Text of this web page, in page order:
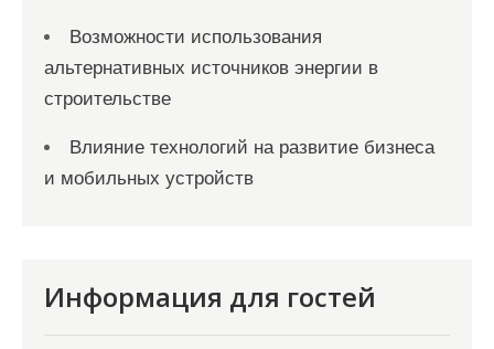
Возможности использования
альтернативных источников энергии в
строительстве
Влияние технологий на развитие бизнеса
и мобильных устройств
Информация для гостей